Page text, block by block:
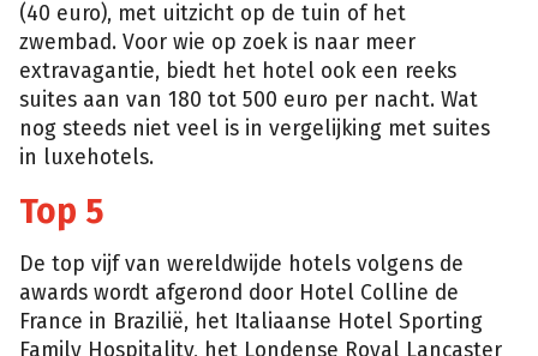
(40 euro), met uitzicht op de tuin of het
zwembad. Voor wie op zoek is naar meer
extravagantie, biedt het hotel ook een reeks
suites aan van 180 tot 500 euro per nacht. Wat
nog steeds niet veel is in vergelijking met suites
in luxehotels.
Top 5
De top vijf van wereldwijde hotels volgens de
awards wordt afgerond door Hotel Colline de
France in Brazilië, het Italiaanse Hotel Sporting